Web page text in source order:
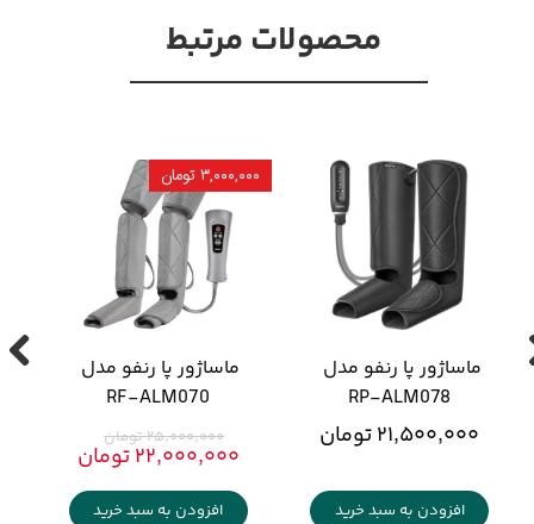
ماساژور پا رنفو مدل
RF-ALM070
۲۵,۰۰۰,۰۰۰ تومان
۲۲,۰۰۰,۰۰۰ تومان
افزودن به سبد خرید
۳,۰۰۰,۰۰۰ تومان
ماساژور پا رنفو مدل
RP-ALM078
۲۱,۵۰۰,۰۰۰ تومان
افزودن به سبد خرید
محصولات مرتبط